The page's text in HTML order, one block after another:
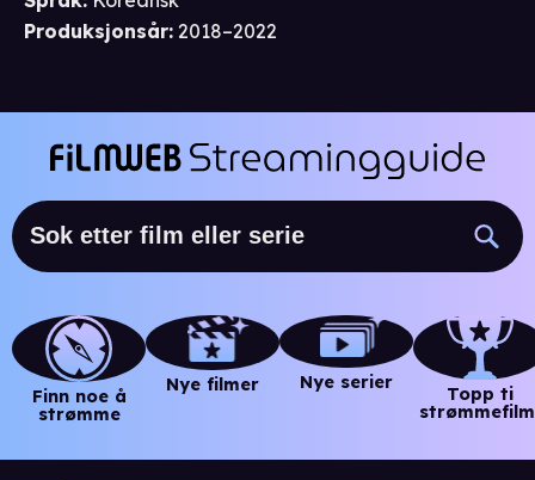
Produksjonsår: 2018–2022
Finn noe å
strømme
Nye filmer Nye serier
Topp ti